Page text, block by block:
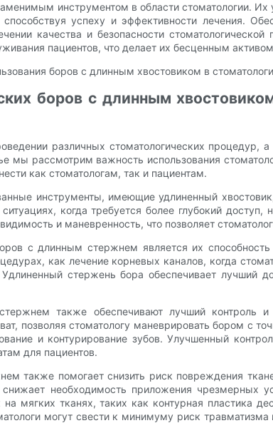
инструментом в области стоматологии. Их
успеху и эффективности лечения.
качества и безопасности
пациентов, что делает их бесценным
боров с длинным
различных стоматологических
мы рассмотрим важность использования
как стоматологам, так и пациентам.
инструменты, имеющие удлиненный
когда требуется более глубокий
и маневренность, что позволяет
с длинным стержнем является их
как лечение корневых каналов, когда
стержень бора обеспечивает лучший
также обеспечивают лучший контроль и
позволяя стоматологу маневрировать бором с
и контурирование зубов. Улучшенный
для пациентов.
также помогает снизить риск повреждения
необходимость приложения чрезмерных
тканях, таких как контурная пластика
могут свести к минимуму риск травматизма